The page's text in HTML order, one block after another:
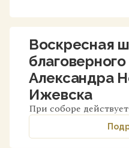
Воскресная
благоверного
Александра
Ижевска
При соборе